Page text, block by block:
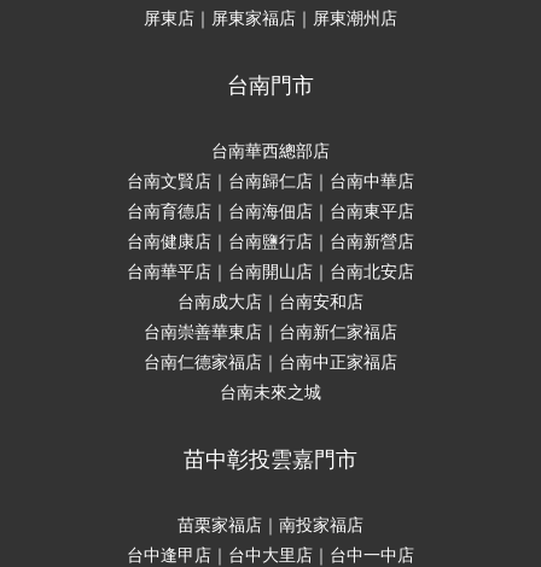
屏東店｜屏東家福店｜屏東潮州店
台南門市
台南華西總部店
台南文賢店｜台南歸仁店｜台南中華店
台南育德店｜台南海佃店｜台南東平店
台南健康店｜台南鹽行店｜台南新營店
台南華平店｜台南開山店｜台南北安店
台南成大店｜台南安和店
台南崇善華東店｜台南新仁家福店
台南仁德家福店｜台南中正家福店
台南未來之城
苗中彰投雲嘉門市
苗栗家福店｜南投家福店
台中逢甲店｜台中大里店｜台中一中店